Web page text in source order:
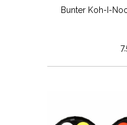
Bunter Koh-I-